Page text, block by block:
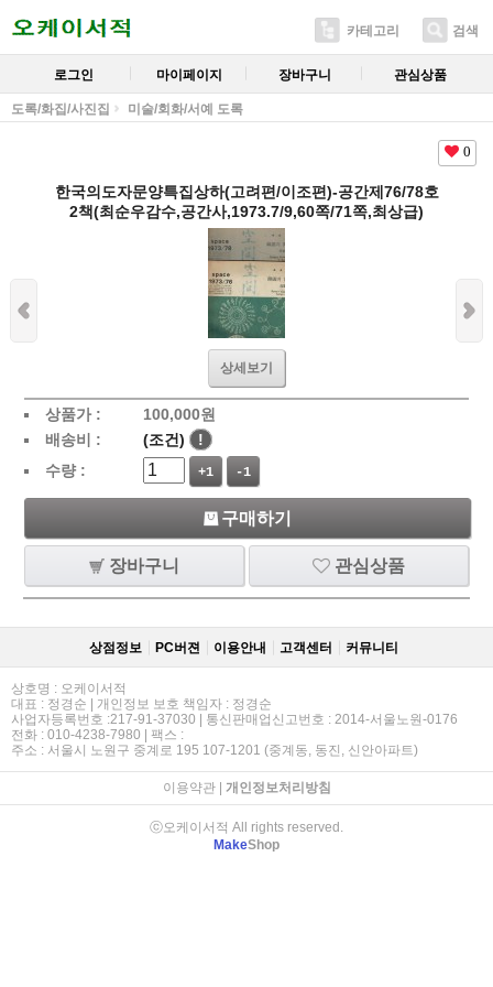
카테고리 검색
로그인 마이페이지 장바구니 관심상품
도록/화집/사진집 미술/회화/서예 도록
0
한국의도자문양특집상하(고려편/이조편)-공간제76/78호
2책(최순우감수,공간사,1973.7/9,60쪽/71쪽,최상급)
상세보기
상품가 : 100,000원
배송비 :
(조건)
!
수량 :
+1 -1
구매하기
장바구니 관심상품
상점정보 PC버젼 이용안내 고객센터 커뮤니티
상호명 : 오케이서적
대표 : 정경순 | 개인정보 보호 책임자 : 정경순
사업자등록번호 :217-91-37030 | 통신판매업신고번호 : 2014-서울노원-0176
전화 : 010-4238-7980 | 팩스 :
주소 : 서울시 노원구 중계로 195 107-1201 (중계동, 동진, 신안아파트)
이용약관| 개인정보처리방침
ⓒ오케이서적 All rights reserved.
MakeShop